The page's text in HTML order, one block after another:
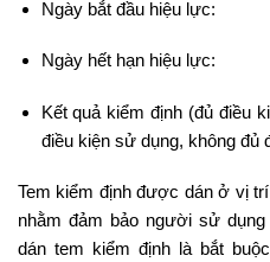
Ngày bắt đầu hiệu lực:
Ngày hết hạn hiệu lực:
Kết quả kiểm định (đủ điều
điều kiện sử dụng, không đủ
Tem kiểm định được dán ở vị
nhằm đảm bảo người sử
dán tem kiểm định là bắt